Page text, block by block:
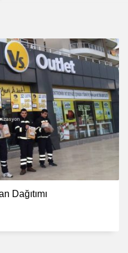
Dağıtımı